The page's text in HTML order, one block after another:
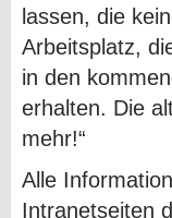
lassen, die
Arbeitsplatz,
in den
erhalten. Die
mehr!“
Alle
Intranetseiten